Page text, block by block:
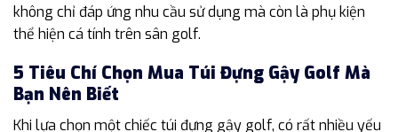
không chỉ đáp ứng nhu cầu sử dụng mà còn là phụ kiện
thể hiện cá tính trên sân golf.
5 Tiêu Chí Chọn Mua Túi Đựng Gậy Golf Mà
Bạn Nên Biết
Khi lựa chọn một chiếc túi đựng gậy golf, có rất nhiều yếu